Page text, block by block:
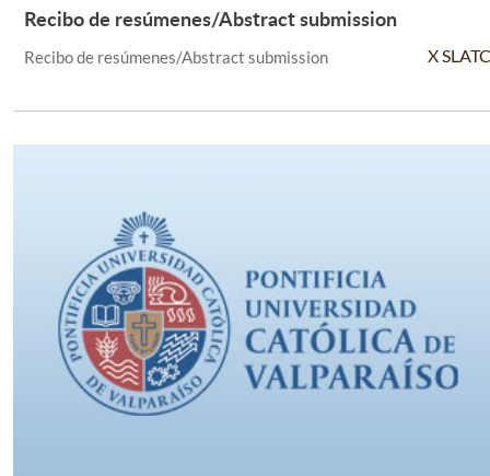
Leer Más +
Recibo de resúmenes/Abstract submission
Recibo de resúmenes/Abstract submission X